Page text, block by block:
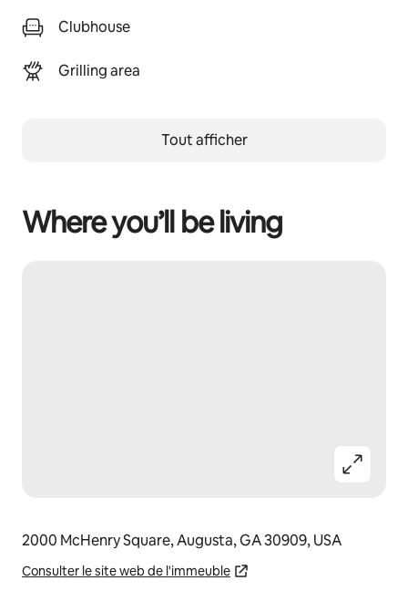
Clubhouse
Grilling area
Tout afficher
Where you’ll be living
2000 McHenry Square, Augusta, GA 30909, USA
Consulter le site web de l'immeuble